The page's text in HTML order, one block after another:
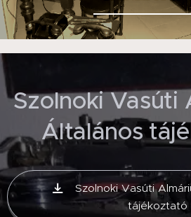
Szolnoki Vasúti
Általános
Szolnoki Vasúti
tájékoztató